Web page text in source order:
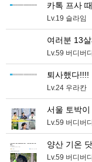
카톡 프사
Lv.19 슬라임
여러분 13
Lv.59 버디버디
퇴사했다!!!!
Lv.24 우라칸
서울 토박
Lv.59 버디버디
양산 기온
Lv.59 버디버디